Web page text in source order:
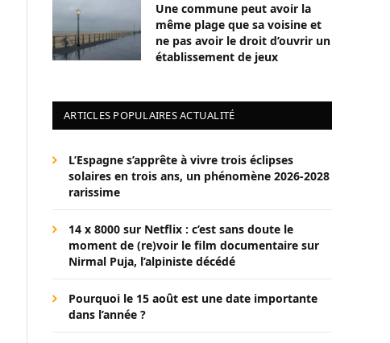
Une commune peut avoir la
même plage que sa voisine et
ne pas avoir le droit d’ouvrir un
établissement de jeux
ARTICLES POPULAIRES ACTUALITÉ
L’Espagne s’apprête à vivre trois éclipses
solaires en trois ans, un phénomène 2026-2028
rarissime
14 x 8000 sur Netflix : c’est sans doute le
moment de (re)voir le film documentaire sur
Nirmal Puja, l’alpiniste décédé
Pourquoi le 15 août est une date importante
dans l’année ?